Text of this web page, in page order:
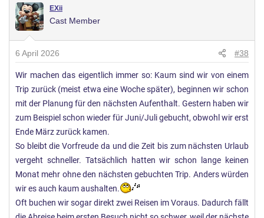
r
t
n
g
e
n
:
EXii
Cast Member
6 April 2026 #38
Wir machen das eigentlich immer so: Kaum sind wir von einem
Trip zurück (meist etwa eine Woche später), beginnen wir schon
mit der Planung für den nächsten Aufenthalt. Gestern haben wir
zum Beispiel schon wieder für Juni/Juli gebucht, obwohl wir erst
Ende März zurück kamen.
So bleibt die Vorfreude da und die Zeit bis zum nächsten Urlaub
vergeht schneller. Tatsächlich hatten wir schon lange keinen
Monat mehr ohne den nächsten gebuchten Trip. Anders würden
wir es auch kaum aushalten.
Oft buchen wir sogar direkt zwei Reisen im Voraus. Dadurch fällt